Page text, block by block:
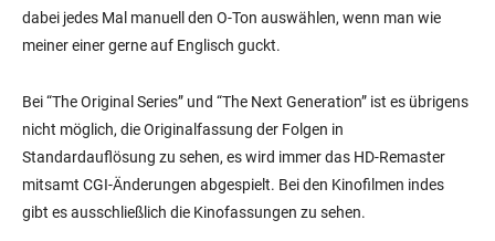
dabei jedes Mal manuell den O-Ton auswählen, wenn man wie
meiner einer gerne auf Englisch guckt.
Bei “The Original Series” und “The Next Generation” ist es übrigens
nicht möglich, die Originalfassung der Folgen in
Standardauflösung zu sehen, es wird immer das HD-Remaster
mitsamt CGI-Änderungen abgespielt. Bei den Kinofilmen indes
gibt es ausschließlich die Kinofassungen zu sehen.